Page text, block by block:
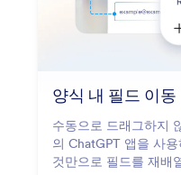
양식 내 필드 이동
수동으로 드래그하지
의 ChatGPT 앱을 사
것만으로 필드를 재배